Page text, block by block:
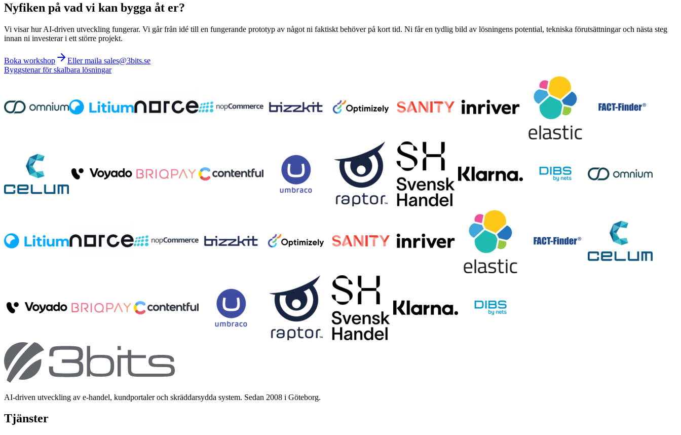
Nyfiken på vad vi kan bygga åt er?
Vi visar hur AI-driven utveckling fungerar. Vi går från idé till en fungerande prototyp av något ni faktiskt behöver på kort tid. Ni får en tydlig bild av lösningens potential, tekniska förutsättningar och nästa steg
innan ni investerar i ett större projekt.
Boka workshop
Eller maila sales@3bits.se
Byggstenar för skalbara lösningar
AI-driven utveckling av e-handel, kundportaler och skräddarsydda system. Sedan 2008 i Göteborg.
Tjänster